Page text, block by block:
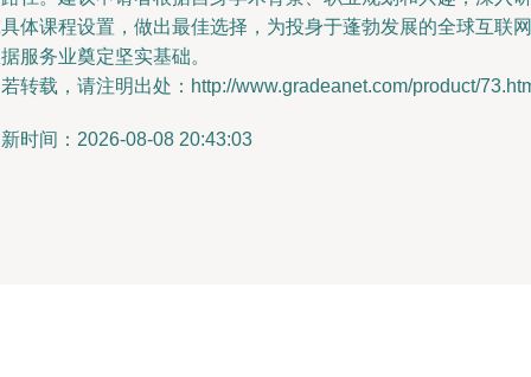
体课程设置，做出最佳选择，为投身于蓬勃发展的全球互联网
服务业奠定坚实基础。
转载，请注明出处：http://www.gradeanet.com/product/
时间：2026-08-08 20:43:03